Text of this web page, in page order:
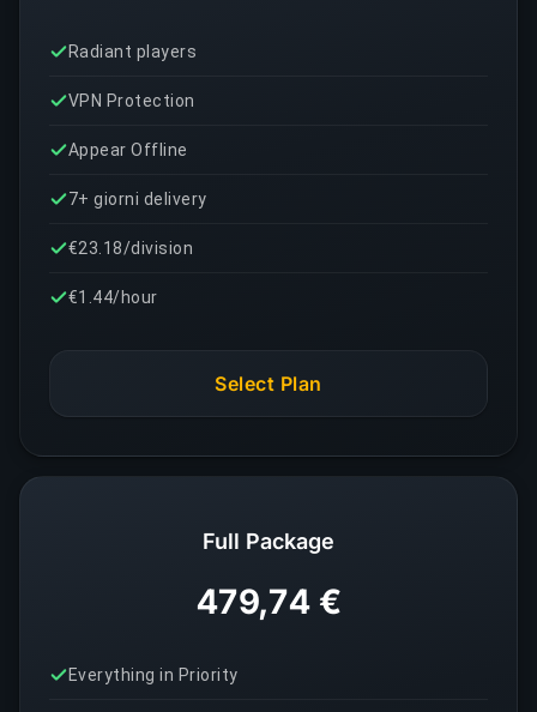
Radiant players
VPN Protection
Appear Offline
7+ giorni delivery
€23.18/division
€1.44/hour
Select Plan
Full Package
479,74 €
Everything in Priority